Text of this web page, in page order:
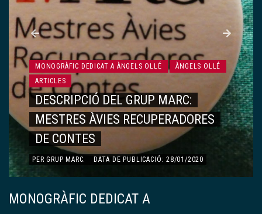
MONOGRÀFIC DEDICAT A ÀNGELS OLLÉ
ÀNGELS OLLÉ
ARTICLES
DESCRIPCIÓ DEL GRUP MARC:
MESTRES ÀVIES RECUPERADORES
DE CONTES
PERGRUP MARC. DATA DE PUBLICACIÓ: 28/01/2020
MONOGRÀFIC DEDICAT A